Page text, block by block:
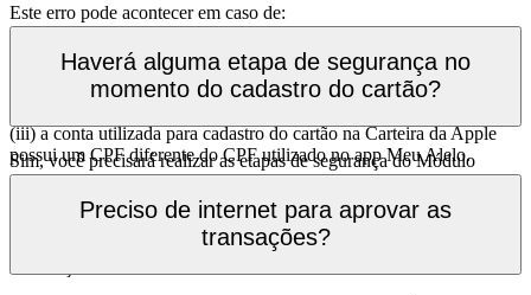
Este erro pode acontecer em caso de:
(i) falha na comunicação entre os servidores da Alelo e Apple;
(ii) falha na conexão de internet do seu dispositivo; ou;
(iii) a conta utilizada para cadastro do cartão na Carteira da Apple
possui um CPF diferente do CPF utilizado no app Meu Alelo.
Haverá alguma etapa de segurança no
momento do cadastro do cartão?
Sim, você precisará realizar as etapas de segurança do Módulo
Seguro no app Meu Alelo, sendo: Prova de Vida, Biometria,
Atualização Cadastral e MFA. Caso já o tenha realizado
anteriormente, precisará apenas realizar o MFA (inclusão de 6
dígitos) via e-mail ou envio de SMS no celular cadastrado em cada
habilitação.
Preciso de internet para aprovar as
transações?